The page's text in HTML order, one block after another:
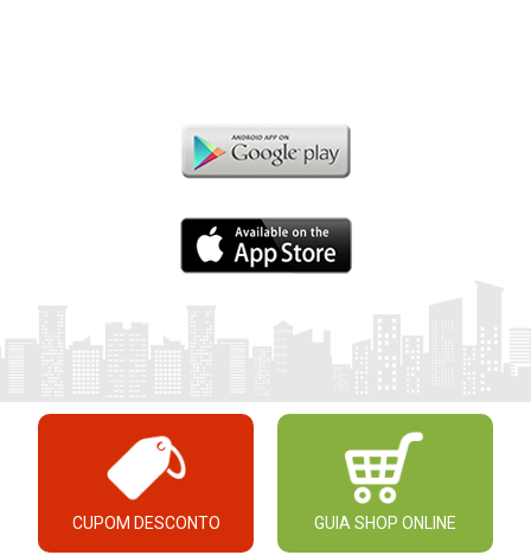
CUPOM DESCONTO GUIA SHOP ONLINE